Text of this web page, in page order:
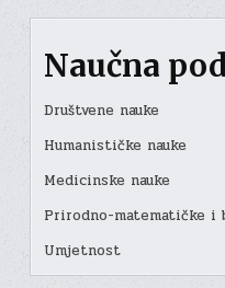
Naučna
Društvene nauke
Humanističke nauke
Medicinske nauke
Prirodno-matematičke i
Umjetnost